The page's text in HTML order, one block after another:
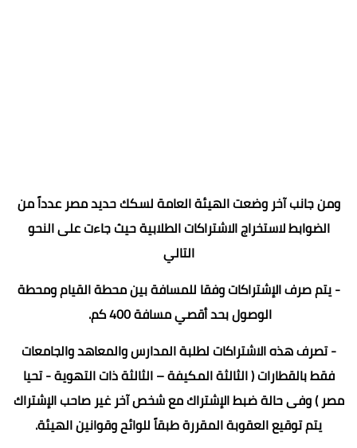
ومن جانب آخر وضعت الهيئة العامة لسكك حديد مصر عدداً من
الضوابط لاستخراج الاشتراكات الطلابية حيث جاءت على النحو
التالي
- يتم صرف الإشتراكات وفقا للمسافة بين محطة القيام ومحطة
الوصول بحد أقصي مسافة 400 كم.
- تصرف هذه الاشتراكات لطلبة المدارس والمعاهد والجامعات
فقط بالقطارات ( الثالثة المكيفة – الثالثة ذات التهوية - تحيا
مصر ) وفى حالة ضبط الإشتراك مع شخص آخر غير صاحب الإشتراك
يتم توقيع العقوبة المقررة طبقاً للوائح وقوانين الهيئة.